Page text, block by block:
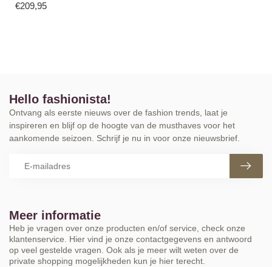
€209,95
Meer informatie
Heb je vragen over onze producten en/of service, check onze
klantenservice. Hier vind je onze contactgegevens en antwoord
op veel gestelde vragen. Ook als je meer wilt weten over de
private shopping mogelijkheden kun je hier terecht.
Hello fashionista!
Ontvang als eerste nieuws over de fashion trends, laat je
inspireren en blijf op de hoogte van de musthaves voor het
aankomende seizoen. Schrijf je nu in voor onze nieuwsbrief.